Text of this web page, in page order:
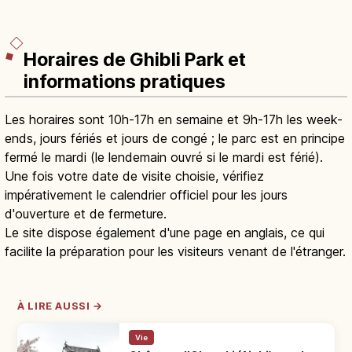
Horaires de Ghibli Park et
informations pratiques
Les horaires sont 10h-17h en semaine et 9h-17h les week-
ends, jours fériés et jours de congé ; le parc est en principe
fermé le mardi (le lendemain ouvré si le mardi est férié).
Une fois votre date de visite choisie, vérifiez
impérativement le calendrier officiel pour les jours
d'ouverture et de fermeture.
Le site dispose également d'une page en anglais, ce qui
facilite la préparation pour les visiteurs venant de l'étranger.
À LIRE AUSSI →
Vie